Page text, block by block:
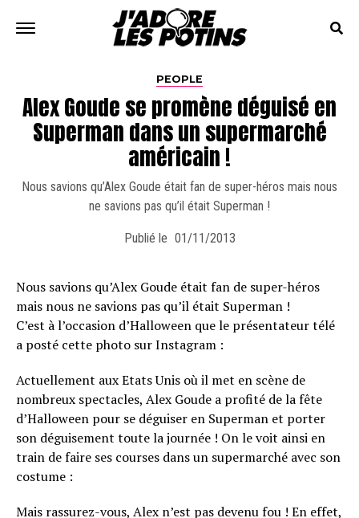
PEOPLE
Alex Goude se promène déguisé en
Superman dans un supermarché
américain !
Nous savions qu’Alex Goude était fan de super-héros mais nous
ne savions pas qu’il était Superman !
Publié le 01/11/2013
Nous savions qu’Alex Goude était fan de super-héros
mais nous ne savions pas qu’il était Superman !
C’est à l’occasion d’Halloween que le présentateur télé
a posté cette photo sur Instagram :
Actuellement aux Etats Unis où il met en scène de
nombreux spectacles, Alex Goude a profité de la fête
d’Halloween pour se déguiser en Superman et porter
son déguisement toute la journée ! On le voit ainsi en
train de faire ses courses dans un supermarché avec son
costume :
Mais rassurez-vous, Alex n’est pas devenu fou ! En effet,